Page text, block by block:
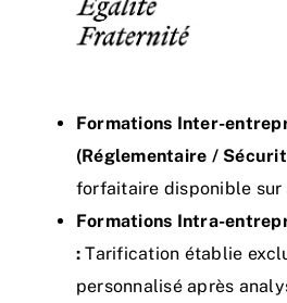
Formations Inter-
(Réglementaire /
forfaitaire disponible sur
Formations Intra-
: Tarification établie
personnalisé après